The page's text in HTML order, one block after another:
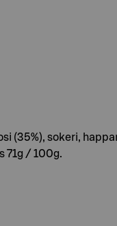
(35%), sokeri,
71g / 100g.